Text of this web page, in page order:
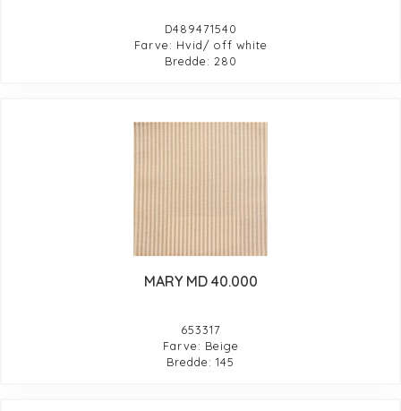
D489471540
Farve: Hvid/ off white
Bredde: 280
MARY MD 40.000
653317
Farve: Beige
Bredde: 145